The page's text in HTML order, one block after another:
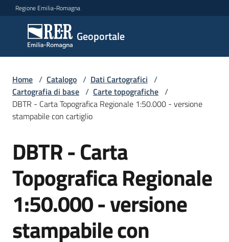
Vai al contenuto
Vai alla navigazione
Vai al footer
Regione Emilia-Romagna
Geoportale
Geoportale
Catalogo
dati,
servizi
e
Visualizza
dati
on-
line
Home / Catalogo / Dati Cartografici /
Cartografia di base / Carte topografiche /
DBTR - Carta Topografica Regionale 1:50.000 - versione
stampabile con cartiglio
Salta al contenuto
DBTR - Carta
Topografica Regionale
1:50.000 - versione
stampabile con